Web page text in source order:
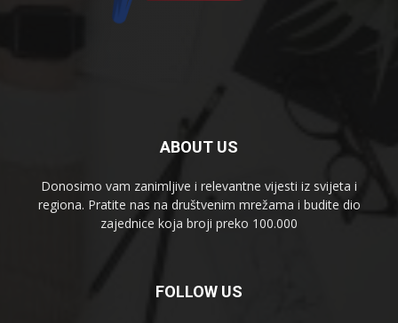
ABOUT US
Donosimo vam zanimljive i relevantne vijesti iz svijeta i
regiona. Pratite nas na društvenim mrežama i budite dio
zajednice koja broji preko 100.000
FOLLOW US